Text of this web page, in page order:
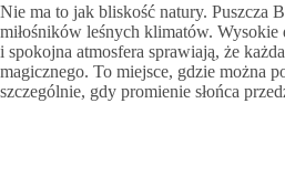
Nie ma to jak bliskość natury. Puszcza
miłośników leśnych klimatów.
i spokojna atmosfera sprawiają, że
magicznego. To miejsce, gdzie można
szczególnie, gdy promienie słońca